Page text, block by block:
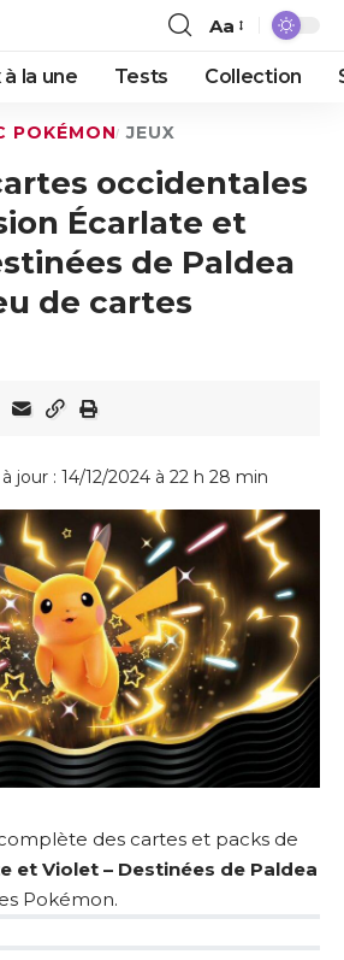
Aa
à la une Tests Collection
POKÉMON JEUX
occidentales
Écarlate et
de Paldea
de cartes
jour : 14/12/2024 à 22 h 28 min
des cartes et packs de
et Violet – Destinées de Paldea
Pokémon.